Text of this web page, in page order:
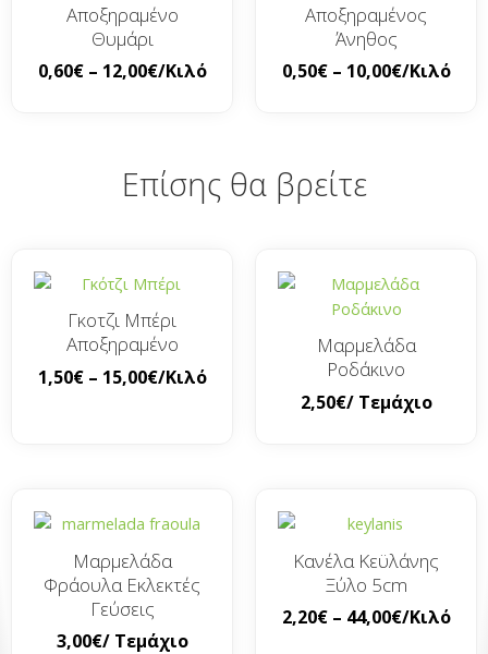
Αποξηραμένο
Θυμάρι
0,60€ – 12,00€/Κιλό
Αποξηραμένος
Άνηθος
0,50€ – 10,00€/Κιλό
Επίσης θα βρείτε
Γκοτζι Μπέρι
Αποξηραμένο
1,50€ – 15,00€/Κιλό
Μαρμελάδα
Ροδάκινο
2,50€/ Τεμάχιο
Μαρμελάδα
Φράουλα Εκλεκτές
Γεύσεις
3,00€/ Τεμάχιο
Κανέλα Κεϋλάνης
Ξύλο 5cm
2,20€ – 44,00€/Κιλό